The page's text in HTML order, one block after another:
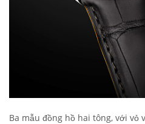
Ba mẫu đồng hồ hai tông, với vỏ